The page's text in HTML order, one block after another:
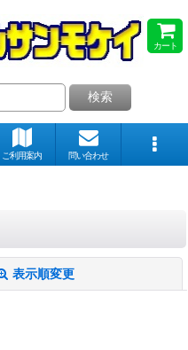
カート
検索
ご利用案内 問い合わせ
表示順変更